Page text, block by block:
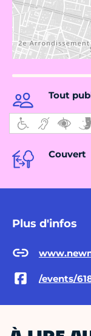
Tout
Couvert
Plus d'infos
/events/